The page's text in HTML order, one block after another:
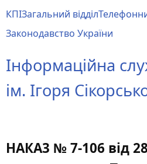
до
основного
КПІЗагальний відділ
Законодавство України
Інформаційна
ім. Ігоря
НАКА3 № 7-106 від